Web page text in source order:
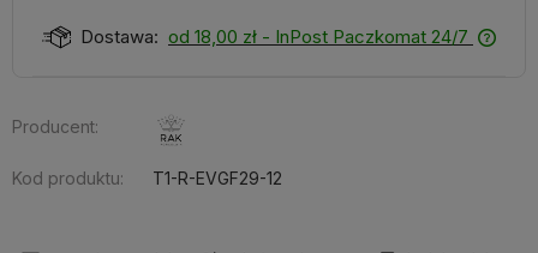
Dostawa: od 18,00 zł - InPost Paczkomat 24/7
Producent:
Kod produktu: T1-R-EVGF29-12